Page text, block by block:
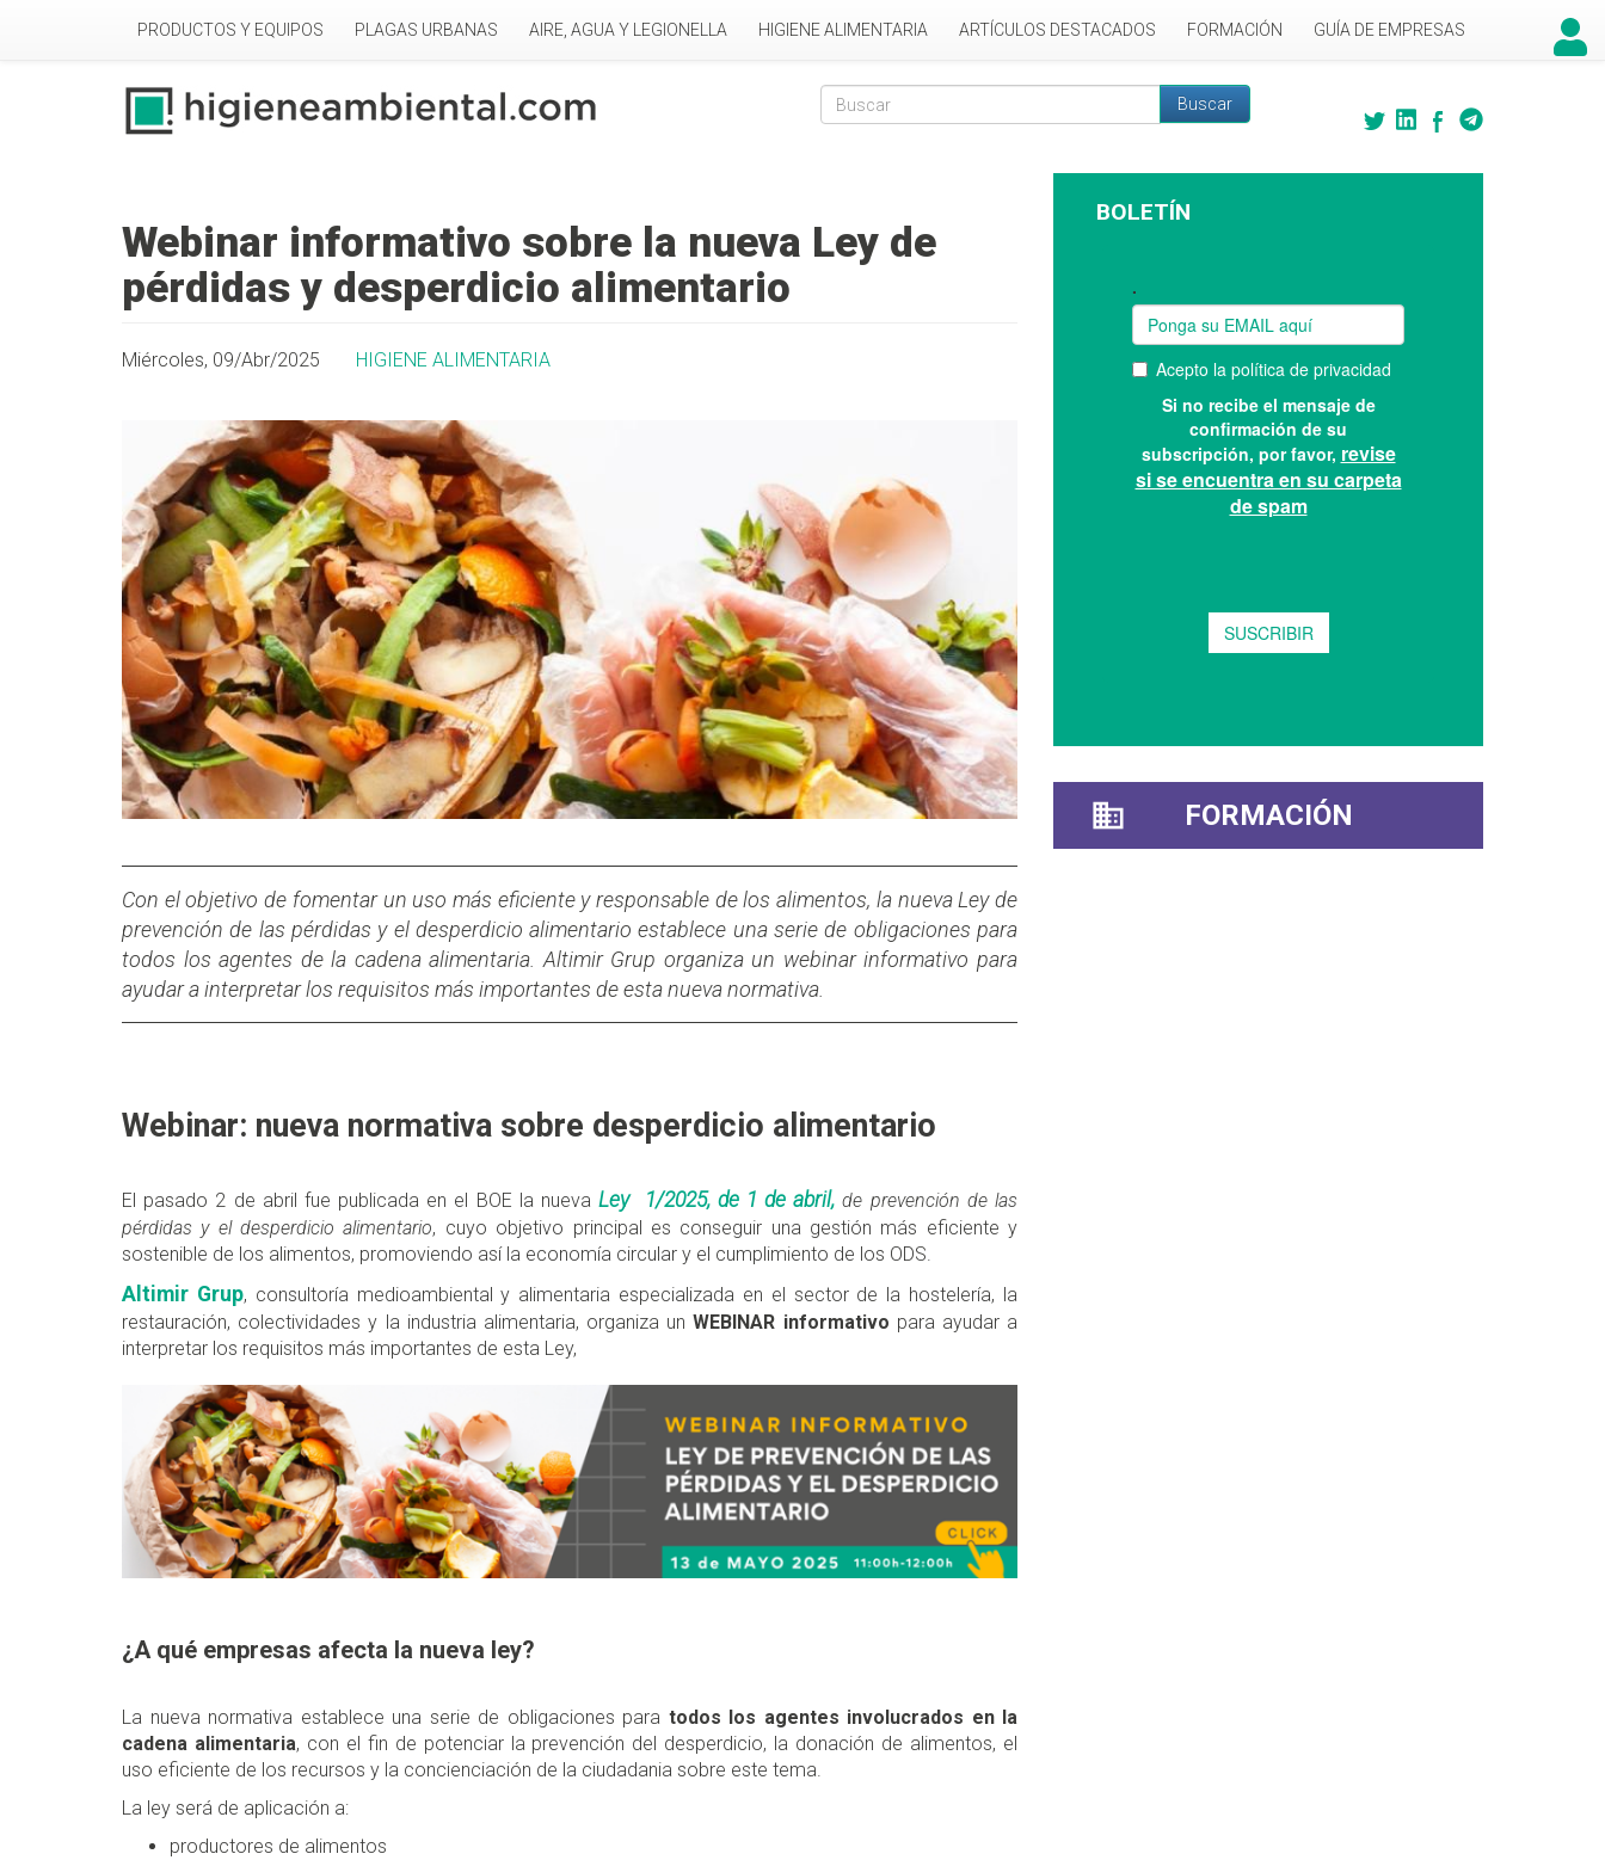
PRODUCTOS Y EQUIPOS PLAGAS URBANAS AIRE, AGUA Y LEGIONELLA HIGIENE ALIMENTARIA ARTÍCULOS DESTACADOS FORMACIÓN GUÍA DE EMPRESAS
Formulario de búsqueda
Buscar
Webinar informativo sobre la nueva Ley de
pérdidas y desperdicio alimentario
Miércoles, 09/Abr/2025 HIGIENE ALIMENTARIA
Con el objetivo de fomentar un uso más eficiente y responsable de los alimentos, la nueva Ley de
prevención de las pérdidas y el desperdicio alimentario establece una serie de obligaciones para
todos los agentes de la cadena alimentaria. Altimir Grup organiza un webinar informativo para
ayudar a interpretar los requisitos más importantes de esta nueva normativa.
Webinar: nueva normativa sobre desperdicio alimentario
El pasado 2 de abril fue publicada en el BOE la nuevaLey 1/2025, de 1 de abril, de prevención de las
pérdidas y el desperdicio alimentario, cuyo objetivo principal es conseguir una gestión más eficiente y
sostenible de los alimentos, promoviendo así la economía circular y el cumplimiento de los ODS.
Altimir Grup, consultoría medioambiental y alimentaria especializada en el sector de la hostelería, la
restauración, colectividades y la industria alimentaria, organiza unWEBINAR informativo para ayudar a
interpretar los requisitos más importantes de esta Ley,
¿A qué empresas afecta la nueva ley?
La nueva normativa establece una serie de obligaciones para todos los agentes involucrados en la
cadena alimentaria, con el fin de potenciar la prevención del desperdicio, la donación de alimentos, el
uso eficiente de los recursos y la concienciación de la ciudadania sobre este tema.
La ley será de aplicación a:
productores de alimentos
BOLETÍN
FORMACIÓN